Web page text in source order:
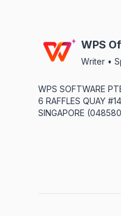
WPS
Writer •
WPS SOFTWARE
6 RAFFLES QUAY
SINGAPORE